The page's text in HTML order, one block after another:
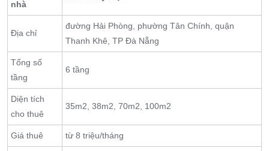
nhà
Địa chỉ
đường Hải Phòng, phường Tân Chính, quận
Thanh Khê, TP Đà Nẵng
Tổng số
tầng
6 tầng
Diện tích
cho thuê
35m2, 38m2, 70m2, 100m2
Giá thuê từ 8 triệu/tháng